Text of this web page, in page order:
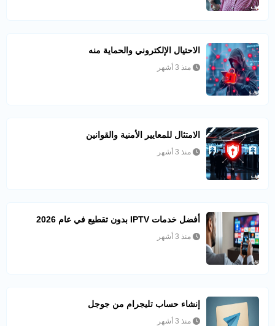
الاحتيال الإلكتروني والحماية منه
منذ 3 أشهر
الامتثال للمعايير الأمنية والقوانين
منذ 3 أشهر
أفضل خدمات IPTV بدون تقطيع في عام 2026
منذ 3 أشهر
إنشاء حساب تليجرام من جوجل
منذ 3 أشهر